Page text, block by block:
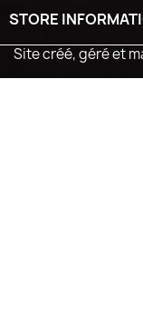
STORE
Site créé, géré et